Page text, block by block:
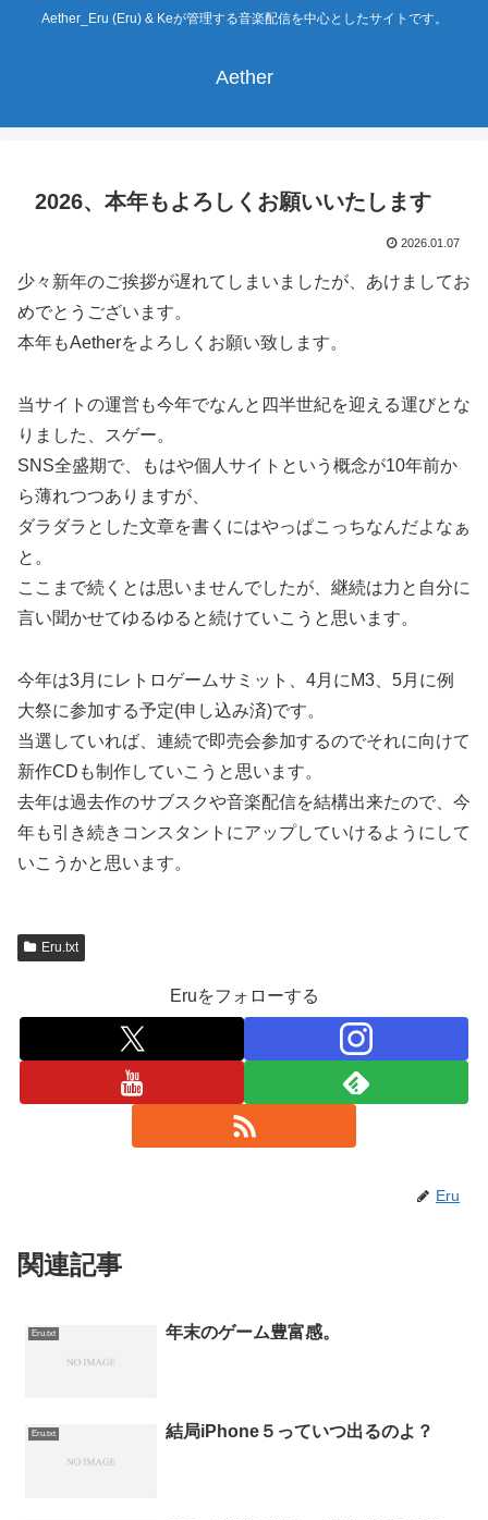
Aether_Eru (Eru) & Keが管理する音楽配信を中心としたサイトです。
Aether
2026、本年もよろしくお願いいたします
2026.01.07
少々新年のご挨拶が遅れてしまいましたが、あけましてお
めでとうございます。
本年もAetherをよろしくお願い致します。
当サイトの運営も今年でなんと四半世紀を迎える運びとな
りました、スゲー。
SNS全盛期で、もはや個人サイトという概念が10年前か
ら薄れつつありますが、
ダラダラとした文章を書くにはやっぱこっちなんだよなぁ
と。
ここまで続くとは思いませんでしたが、継続は力と自分に
言い聞かせてゆるゆると続けていこうと思います。
今年は3月にレトロゲームサミット、4月にM3、5月に例
大祭に参加する予定(申し込み済)です。
当選していれば、連続で即売会参加するのでそれに向けて
新作CDも制作していこうと思います。
去年は過去作のサブスクや音楽配信を結構出来たので、今
年も引き続きコンスタントにアップしていけるようにして
いこうかと思います。
Eru.txt
Eruをフォローする
Eru
関連記事
Eru.txt 年末のゲーム豊富感。
Eru.txt 結局iPhone５っていつ出るのよ？